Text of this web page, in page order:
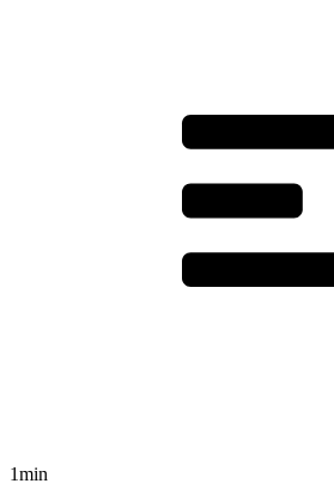
1min